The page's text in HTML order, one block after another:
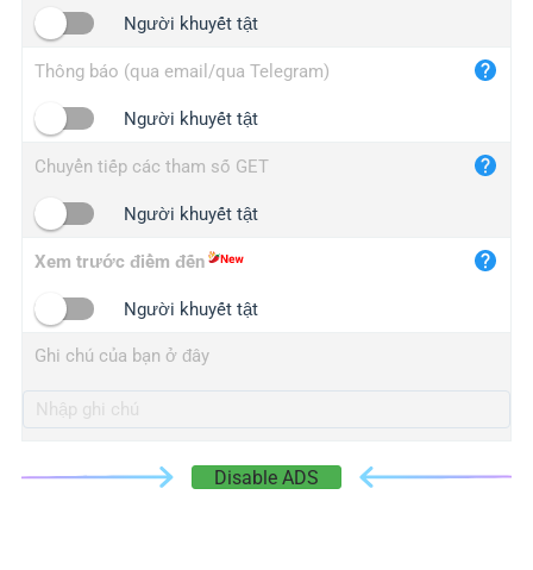
Người khuyết tật
Thông báo (qua email/qua Telegram)
Người khuyết tật
Chuyển tiếp các tham số GET
Người khuyết tật
Xem trước điểm đến
Người khuyết tật
Ghi chú của bạn ở đây
Disable ADS